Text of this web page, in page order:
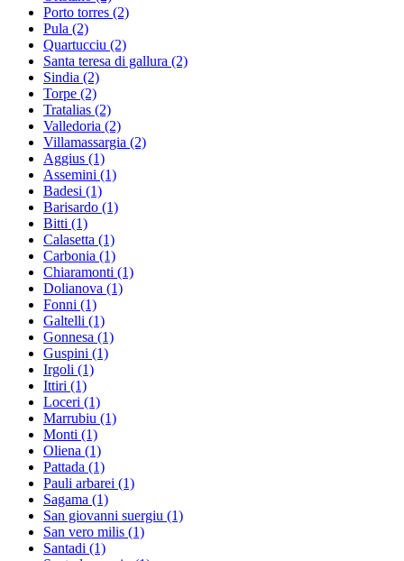
Porto torres (2)
Pula (2)
Quartucciu (2)
Santa teresa di gallura (2)
Sindia (2)
Torpe (2)
Tratalias (2)
Valledoria (2)
Villamassargia (2)
Aggius (1)
Assemini (1)
Badesi (1)
Barisardo (1)
Bitti (1)
Calasetta (1)
Carbonia (1)
Chiaramonti (1)
Dolianova (1)
Fonni (1)
Galtelli (1)
Gonnesa (1)
Guspini (1)
Irgoli (1)
Ittiri (1)
Loceri (1)
Marrubiu (1)
Monti (1)
Oliena (1)
Pattada (1)
Pauli arbarei (1)
Sagama (1)
San giovanni suergiu (1)
San vero milis (1)
Santadi (1)